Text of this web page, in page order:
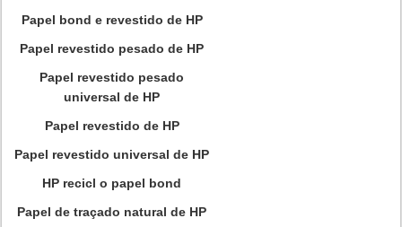
Papel bond e revestido de HP
Papel revestido pesado de HP
Papel revestido pesado
universal de HP
Papel revestido de HP
Papel revestido universal de HP
HP recicl o papel bond
Papel de traçado natural de HP